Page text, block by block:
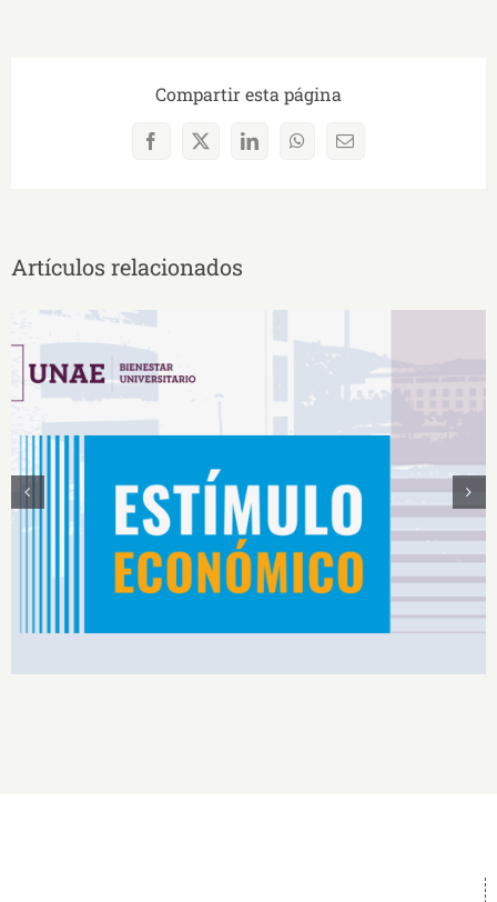
Compartir esta página
Facebook
X LinkedInWhatsAppCorreo
Artículos relacionados
Estímulos Económicos para Deportistas de Alto
Rendimiento IS2026